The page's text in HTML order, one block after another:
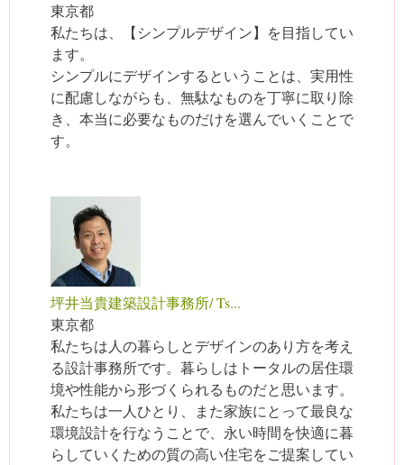
東京都
私たちは、【シンプルデザイン】を目指してい
ます。
シンプルにデザインするということは、実用性
に配慮しながらも、無駄なものを丁寧に取り除
き、本当に必要なものだけを選んでいくことで
す。
坪井当貴建築設計事務所/ Ts...
東京都
私たちは人の暮らしとデザインのあり方を考え
る設計事務所です。暮らしはトータルの居住環
境や性能から形づくられるものだと思います。
私たちは一人ひとり、また家族にとって最良な
環境設計を行なうことで、永い時間を快適に暮
らしていくための質の高い住宅をご提案してい